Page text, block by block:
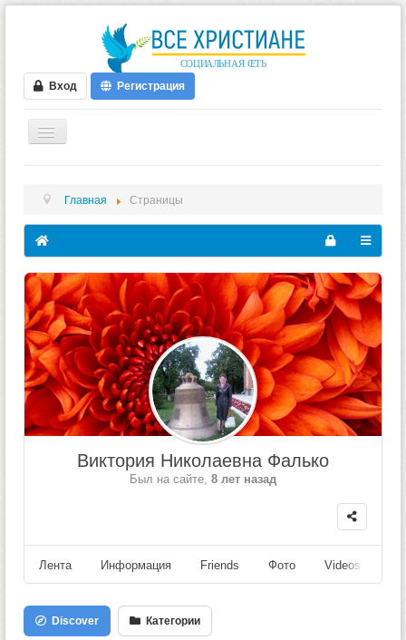
Вход Регистрация
ФОРУМ
ВИДЕО
БЛОГИ
МУЗЫКА
БИБЛИЯ
ОПРОСЫ
НОВОСТИ
Главная Страницы
Виктория Николаевна Фалько
Был на сайте, 8 лет назад
Лента Информация Friends Фото Videos
Discover Категории